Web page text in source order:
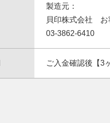
製造元：
貝印株式会社 お
03-3862-6410
ご入金確認後【3